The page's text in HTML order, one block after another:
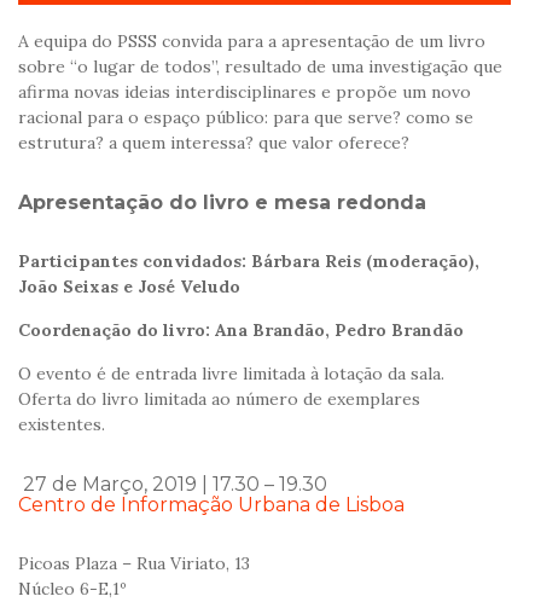
A equipa do PSSS convida para a apresentação de um livro
sobre “o lugar de todos”, resultado de uma investigação que
afirma novas ideias interdisciplinares e propõe um novo
racional para o espaço público: para que serve? como se
estrutura? a quem interessa? que valor oferece?
Apresentação do livro e mesa redonda
Participantes convidados: Bárbara Reis (moderação),
João Seixas e José Veludo
Coordenação do livro: Ana Brandão, Pedro Brandão
O evento é de entrada livre limitada à lotação da sala.
Oferta do livro limitada ao número de exemplares
existentes.
27 de Março, 2019 | 17.30 – 19.30
Centro de Informação Urbana de Lisboa
Picoas Plaza – Rua Viriato, 13
Núcleo 6-E,1º